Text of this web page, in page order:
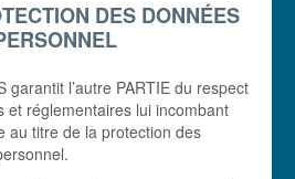
DES DONNÉES
garantit l’autre PARTIE du respect
et réglementaires lui incombant
au titre de la protection des